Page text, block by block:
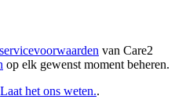
servicevoorwaarden van Care2
op elk gewenst moment beheren.
Laat het ons weten..